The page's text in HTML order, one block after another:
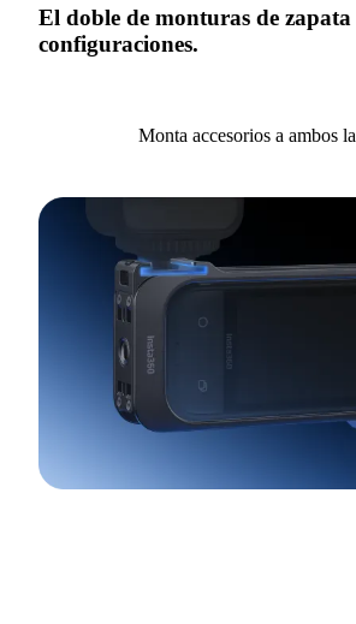
El doble de monturas de
configuraciones.
Monta accesorios a ambos